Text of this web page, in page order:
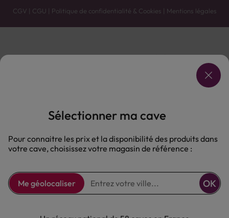
CGV | CGU | Politique de confidentialité & Cookies | Mentions légales
Vente uniquement en caves. Contactez votre caviste pour plus de renseignements.
L'ABUS D'ALCOOL EST DANGEREUX POUR LA SANTÉ, À CONSOMMER AVEC MODÉRATION.
Sélectionner ma cave
Pour connaitre les prix et la disponibilité des produits dans
votre cave, choisissez votre magasin de référence :
Me géolocaliser OK